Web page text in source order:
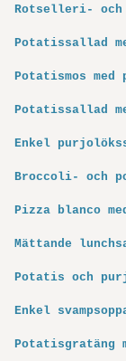
Rotselleri- och
Potatissallad
Potatismos med
Potatissallad
Enkel
Broccoli- och
Pizza blanco
Mättande
Potatis och
Enkel
Potatisgratäng